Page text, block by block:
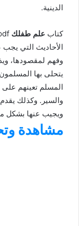
الدينية.
كتاب علم طفلك
الأحاديث التي
وفهم لمقصودها،
يتحلى بها
المسلم تعينهم
والسير. وكذلك
ويجيب عنها بشكل
مشاهدة